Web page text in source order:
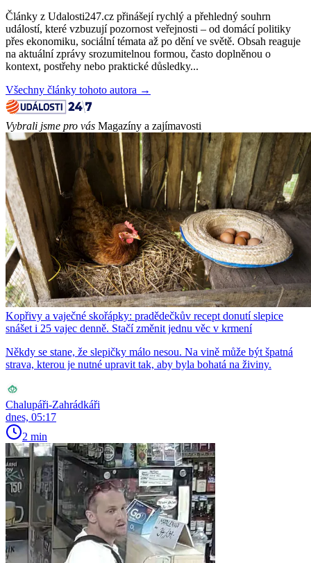
Články z Udalosti247.cz přinášejí rychlý a přehledný souhrn
událostí, které vzbuzují pozornost veřejnosti – od domácí politiky
přes ekonomiku, sociální témata až po dění ve světě. Obsah reaguje
na aktuální zprávy srozumitelnou formou, často doplněnou o
kontext, postřehy nebo praktické důsledky...
Všechny články tohoto autora →
Vybrali jsme pro vás Magazíny a zajímavosti
Kopřivy a vaječné skořápky: pradědečkův recept donutí slepice
snášet i 25 vajec denně. Stačí změnit jednu věc v krmení
Někdy se stane, že slepičky málo nesou. Na vině může být špatná
strava, kterou je nutné upravit tak, aby byla bohatá na živiny.
Chalupáři-Zahrádkáři
dnes, 05:17
2 min